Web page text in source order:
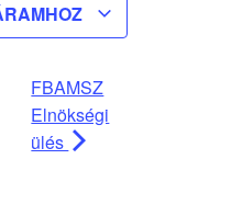
FBAMSZ
Elnökségi
ülés